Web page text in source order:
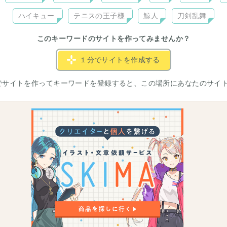
ハイキュー テニスの王子様 鯨人 刀剣乱舞
このキーワードのサイトを作ってみませんか？
１分でサイトを作成する
イトを作ってキーワードを登録すると、この場所にあなたのサイ